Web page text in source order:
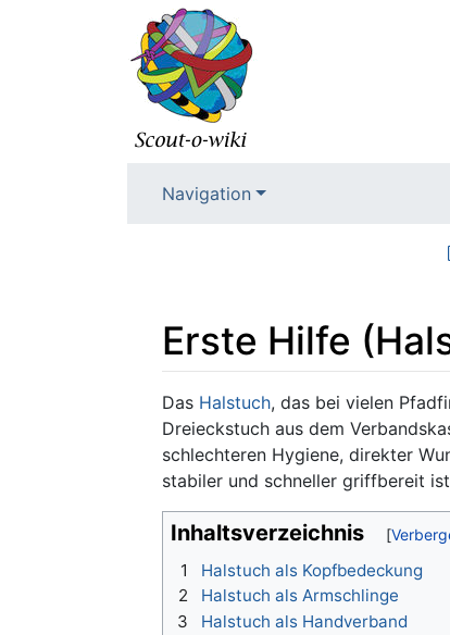
Navigation
Erste Hilfe
Wechseln zu:Navigation,Suche
Das Halstuch, das bei vielen
Dreieckstuch aus dem
schlechteren Hygiene, direkter
stabiler und schneller griffbereit
Inhaltsverzeichnis
1
Halstuch als Kopfbedeckung
2
Halstuch als Armschlinge
3
Halstuch als Handverband